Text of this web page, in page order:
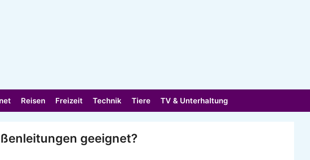
Reisen Freizeit Technik Tiere TV & Unterhaltung
geeignet?